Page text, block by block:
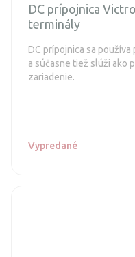
DC prípojnica
terminály
DC prípojnica sa
a súčasne tiež slúži ako
zariadenie.
Vypredané